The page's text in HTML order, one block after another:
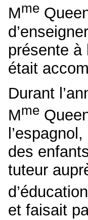
Mme
présente à
était
Durant
Mme
des
tuteur
et faisait